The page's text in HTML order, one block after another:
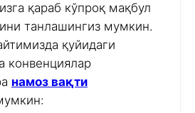
қараб кўпроқ мақбул
танлашингиз мумкин.
қуйидаги
конвенциялар
намоз вақти